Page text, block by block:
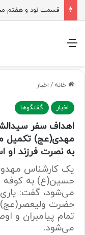
زن در جامعه
منو
خانه / اخبار
اخبار گفتگوها
اهداف سفر
مهدی(عج) تکمیل
به نصرت فرزند او
یک کارشناس
حسین(ع) به کوفه
می‌شود، گفت:
حضرت
تمام پيامبران و
می‌شود.